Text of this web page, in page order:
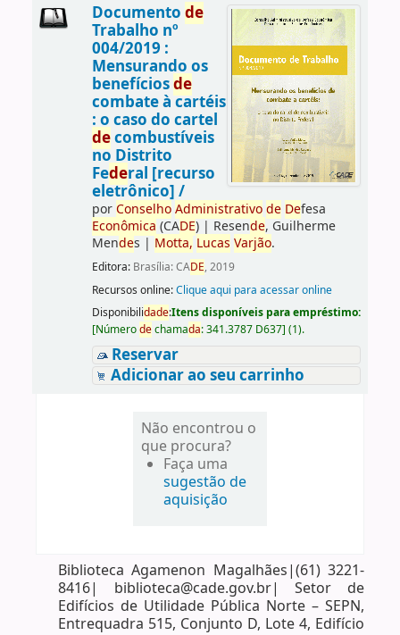
Documento de
Trabalho nº
004/2019 :
Mensurando os
benefíciosde
combate à cartéis
: o caso do cartel
decombustíveis
no Distrito
Federal [recurso
eletrônico] /
porConselho Administrativo de Defesa
Econômica (CADE)| Resende, Guilherme
Mendes | Motta, Lucas Varjão.
Editora: Brasília: CADE, 2019
Recursos online:Clique aqui para acessar online
Disponibilidade:Itens disponíveis para empréstimo:
[Númerodechamada:341.3787 D637] (1).
Reservar
Adicionar ao seu carrinho
Não encontrou o
que procura?
Faça uma
sugestão de
aquisição
Biblioteca Agamenon Magalhães|(61) 3221-
8416| biblioteca@cade.gov.br| Setor de
Edifícios de Utilidade Pública Norte – SEPN,
Entrequadra 515, Conjunto D, Lote 4, Edifício